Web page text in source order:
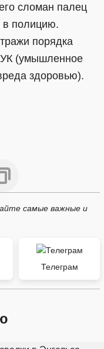
сломан палец
в полицию.
порядка
УК (умышленное
здоровью).
самые важные и
Телеграм